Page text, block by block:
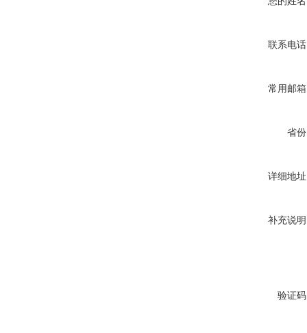
联系电
常用邮
省
详细地
补充说
验证